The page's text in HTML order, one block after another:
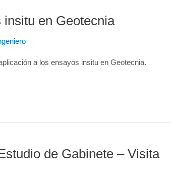
en Geotecnia
a los ensayos insitu en Geotecnia.
de Gabinete – Visita